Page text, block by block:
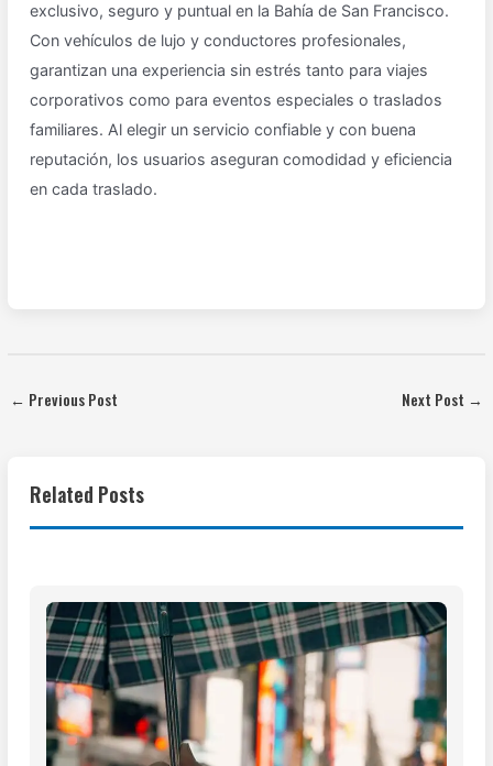
exclusivo, seguro y puntual en la Bahía de San Francisco.
Con vehículos de lujo y conductores profesionales,
garantizan una experiencia sin estrés tanto para viajes
corporativos como para eventos especiales o traslados
familiares. Al elegir un servicio confiable y con buena
reputación, los usuarios aseguran comodidad y eficiencia
en cada traslado.
← Previous Post Next Post →
Related Posts